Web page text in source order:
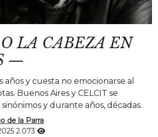
LA CABEZA EN
—
años y cuesta no emocionarse al
Buenos Aires y CELCIT se
y durante años, décadas.
de la Parra
2.073